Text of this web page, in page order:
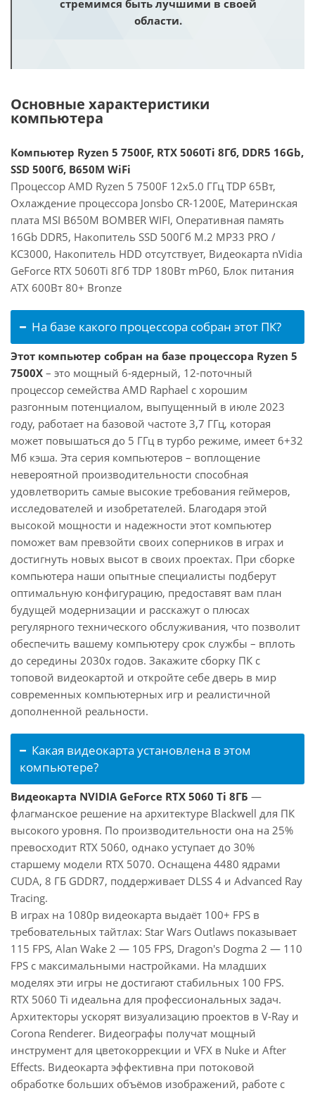
стремимся быть лучшими в своей
области.
Основные характеристики
компьютера
Компьютер Ryzen 5 7500F, RTX 5060Ti 8Гб, DDR5 16Gb,
SSD 500Гб, B650M WiFi
Процессор AMD Ryzen 5 7500F 12x5.0 ГГц TDP 65Вт,
Охлаждение процессора Jonsbo CR-1200E, Материнская
плата MSI B650M BOMBER WIFI, Оперативная память
16Gb DDR5, Накопитель SSD 500Гб M.2 MP33 PRO /
KC3000, Накопитель HDD отсутствует, Видеокарта nVidia
GeForce RTX 5060Ti 8Гб TDP 180Вт mP60, Блок питания
ATX 600Вт 80+ Bronze
На базе какого процессора собран этот ПК?
Этот компьютер собран на базе процессора Ryzen 5
7500X – это мощный 6-ядерный, 12-поточный
процессор семейства AMD Raphael с хорошим
разгонным потенциалом, выпущенный в июле 2023
году, работает на базовой частоте 3,7 ГГц, которая
может повышаться до 5 ГГц в турбо режиме, имеет 6+32
Мб кэша. Эта серия компьютеров – воплощение
невероятной производительности способная
удовлетворить самые высокие требования геймеров,
исследователей и изобретателей. Благодаря этой
высокой мощности и надежности этот компьютер
поможет вам превзойти своих соперников в играх и
достигнуть новых высот в своих проектах. При сборке
компьютера наши опытные специалисты подберут
оптимальную конфигурацию, предоставят вам план
будущей модернизации и расскажут о плюсах
регулярного технического обслуживания, что позволит
обеспечить вашему компьютеру срок службы – вплоть
до середины 2030х годов. Закажите сборку ПК с
топовой видеокартой и откройте себе дверь в мир
современных компьютерных игр и реалистичной
дополненной реальности.
Какая видеокарта установлена в этом
компьютере?
Видеокарта NVIDIA GeForce RTX 5060 Ti 8ГБ —
флагманское решение на архитектуре Blackwell для ПК
высокого уровня. По производительности она на 25%
превосходит RTX 5060, однако уступает до 30%
старшему модели RTX 5070. Оснащена 4480 ядрами
CUDA, 8 ГБ GDDR7, поддерживает DLSS 4 и Advanced Ray
Tracing.
В играх на 1080p видеокарта выдаёт 100+ FPS в
требовательных тайтлах: Star Wars Outlaws показывает
115 FPS, Alan Wake 2 — 105 FPS, Dragon's Dogma 2 — 110
FPS с максимальными настройками. На младших
моделях эти игры не достигают стабильных 100 FPS.
RTX 5060 Ti идеальна для профессиональных задач.
Архитекторы ускорят визуализацию проектов в V-Ray и
Corona Renderer. Видеографы получат мощный
инструмент для цветокоррекции и VFX в Nuke и After
Effects. Видеокарта эффективна при потоковой
обработке больших объёмов изображений, работе с